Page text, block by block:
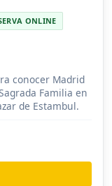
ONLINE
conocer Madrid
Familia en
de Estambul.